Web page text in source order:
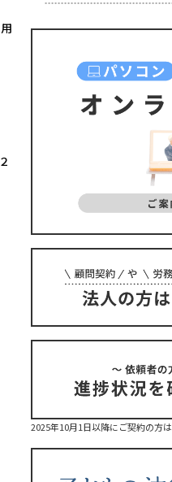
2025年10月1日以降にご契約の方は